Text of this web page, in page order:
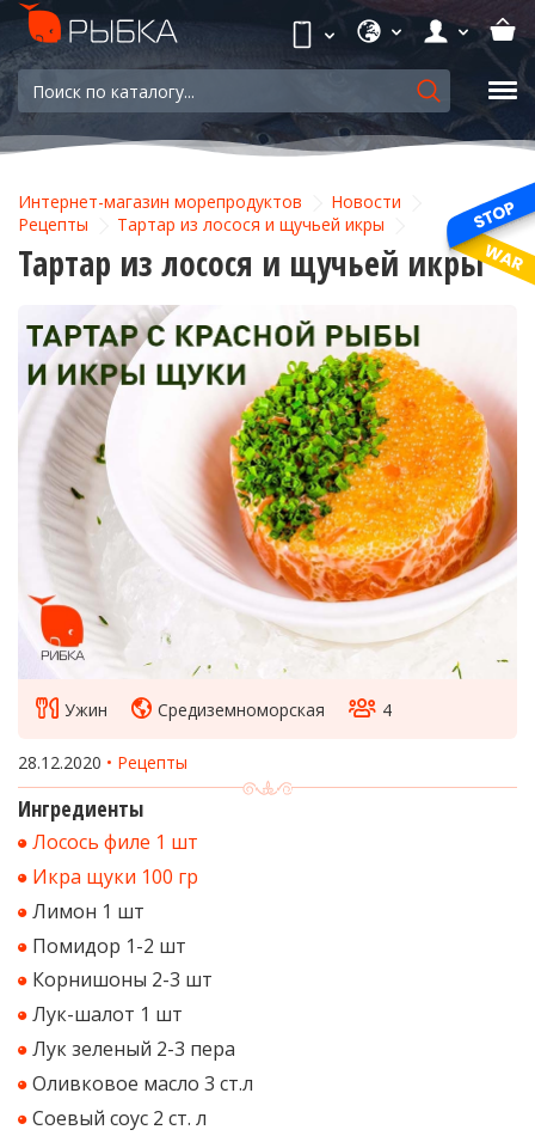
Интернет-магазин морепродуктов
Новости
Рецепты
Тартар из лосося и щучьей икры
Тартар из лосося и щучьей икры
Ужин Средиземноморская 4
28.12.2020 Рецепты
Ингредиенты
Лосось филе 1 шт
Икра щуки 100 гр
Лимон 1 шт
Помидор 1-2 шт
Корнишоны 2-3 шт
Лук-шалот 1 шт
Лук зеленый 2-3 пера
Оливковое масло 3 ст.л
Соевый соус 2 ст. л